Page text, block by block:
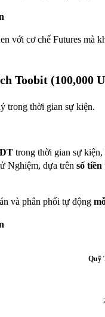
với cơ chế Futures mà
Toobit (100,000
trong thời gian sự kiện.
trong thời gian sự
Nghiệm, dựa trên số
và phân phối tự động
Quỹ